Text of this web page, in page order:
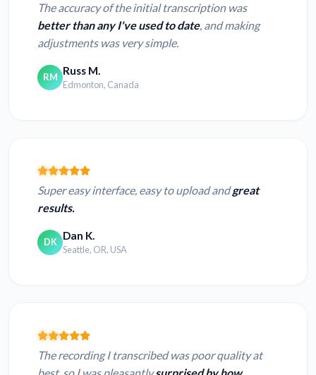
The accuracy of the initial transcription was
better than any I've used to date, and making
adjustments was very simple.
RM Russ M.
Edmonton, Canada
Super easy interface, easy to upload andgreat
results.
DK Dan K.
Seattle, OR, USA
The recording I transcribed was poor quality at